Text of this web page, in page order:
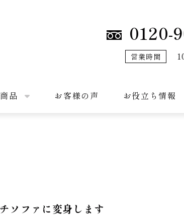
0120-
営業時間
品 お客様の声 お役立ち情報
ソファに変身します